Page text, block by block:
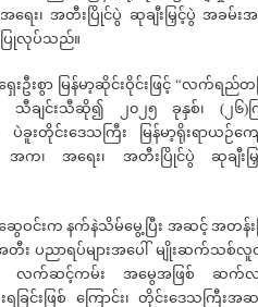
ေး၊ အတီးပြိုင်ပွဲ ဆုချီးမြှင့်ပွဲ အခမ်းအ
ပြုလုပ်သည်။
းစွာ မြန်မာ့ဆိုင်းဝိုင်းဖြင့် “လက်ရည်တ
သီချင်းသီဆို၍ ၂၀၂၅ ခုနှစ်၊ (၂၆)က
ပဲခူးတိုင်းဒေသကြီး မြန်မာ့ရိုးရာယဉ်ကျ
က၊ အရေး၊ အတီးပြိုင်ပွဲ ဆုချီးမြှ
ေဝင်းက နက်နဲသိမ်မွေ့ပြီး အဆင့် အတန်း
တီး ပညာရပ်များအပေါ် မျိုးဆက်သစ်
န်နှင့် လက်ဆင့်ကမ်း အမွေအဖြစ် ဆက်
ြင်းဖြစ် ကြောင်း၊ တိုင်းဒေသကြီးအ